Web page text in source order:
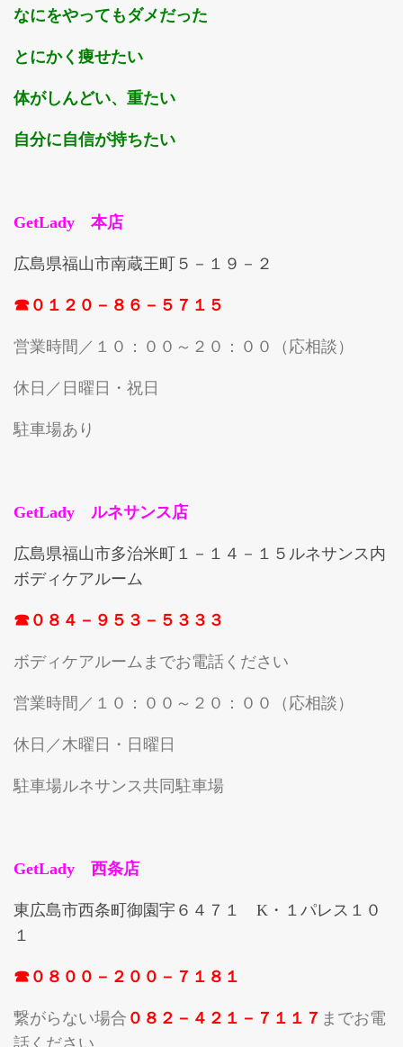
なにをやってもダメだった
とにかく痩せたい
体がしんどい、重たい
自分に自信が持ちたい
GetLady 本店
広島県福山市南蔵王町５－１９－２
☎０１２０－８６－５７１５
営業時間／１０：００～２０：００（応相談）
休日／日曜日・祝日
駐車場あり
GetLady ルネサンス店
広島県福山市多治米町１－１４－１５ルネサンス内
ボディケアルーム
☎０８４－９５３－５３３３
ボディケアルームまでお電話ください
営業時間／１０：００～２０：００（応相談）
休日／木曜日・日曜日
駐車場ルネサンス共同駐車場
GetLady 西条店
東広島市西条町御園宇６４７１ K・１パレス１０
１
☎０８００－２００－７１８１
繋がらない場合 ０８２－４２１－７１１７ までお電
話ください